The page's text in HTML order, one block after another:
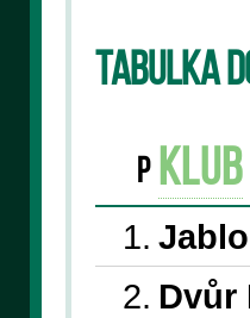
Tabulka
P klub
1.
2. Dvůr